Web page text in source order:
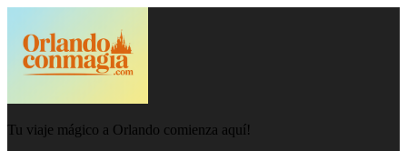
contenido
Tu viaje mágico a Orlando comienza aquí!